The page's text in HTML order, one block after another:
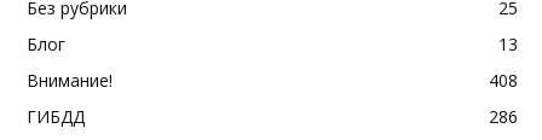
Без рубрики
25
Блог
13
Внимание!
408
ГИБДД
286